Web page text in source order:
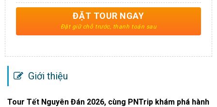
ĐẶT TOUR NGAY
Giới thiệu
Tour Tết Nguyên Đán 2026, cùng PNTrip khám phá hành